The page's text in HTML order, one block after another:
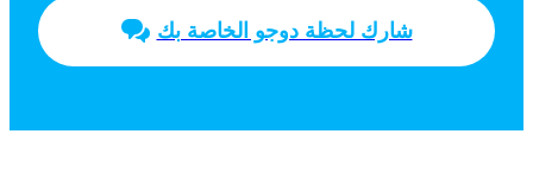
شارك لحظة دوجو الخاصة بك